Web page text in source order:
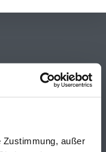
Zustimmung, außer